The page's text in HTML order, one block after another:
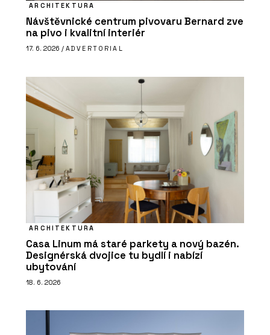
ARCHITEKTURA
Návštěvnické centrum pivovaru Bernard zve
na pivo i kvalitní interiér
17. 6. 2026 / ADVERTORIAL
ARCHITEKTURA
Casa Linum má staré parkety a nový bazén.
Designérská dvojice tu bydlí i nabízí
ubytování
18. 6. 2026